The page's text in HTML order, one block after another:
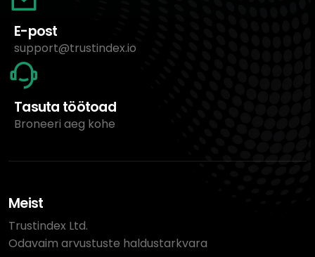
E-post
support@trustindex.io
Tasuta töötoad
Broneeri aeg kohe
Meist
Trustindex Ltd.
Odavaim arvustuste haldustarkvara